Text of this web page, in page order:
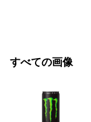
すべての画像